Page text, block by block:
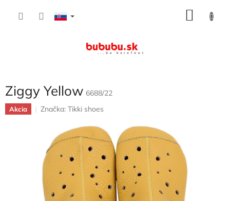
Ziggy Yellow 6688/22
Akcia Značka: Tikki shoes